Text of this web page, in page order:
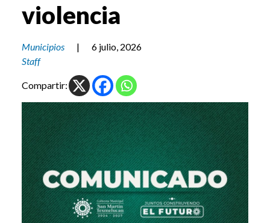
violencia
Municipios |
6 julio, 2026
Staff
Compartir: